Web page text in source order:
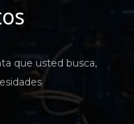
que usted busca,